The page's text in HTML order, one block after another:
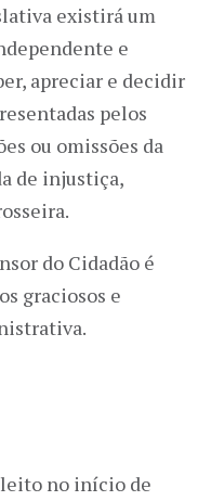
existirá um
e
apreciar e decidir
pelos
ou omissões da
de injustiça,
do Cidadão é
graciosos e
no início de